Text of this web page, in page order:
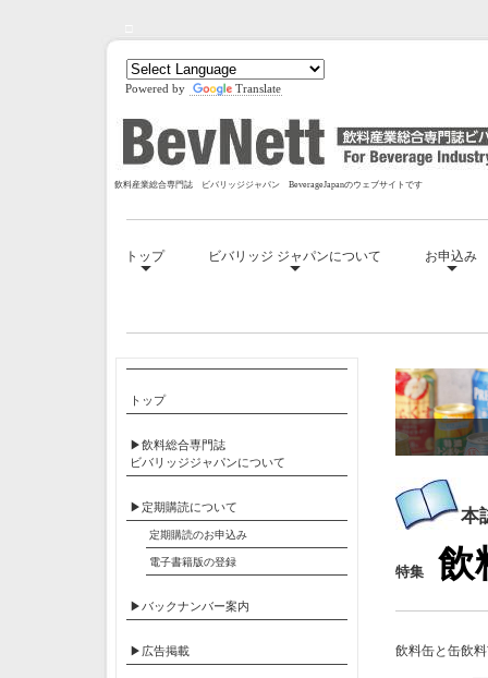
Powered by Translate
飲料産業総合専門誌 ビバリッジジャパン BeverageJapanのウェブサイトです
トップ ビバリッジ ジャパンについて お申込み
本
特集 飲
飲料缶と缶飲
トップ
▶飲料総合専門誌
ビバリッジジャパンについて
▶定期購読について
定期購読のお申込み
電子書籍版の登録
▶バックナンバー案内
▶広告掲載